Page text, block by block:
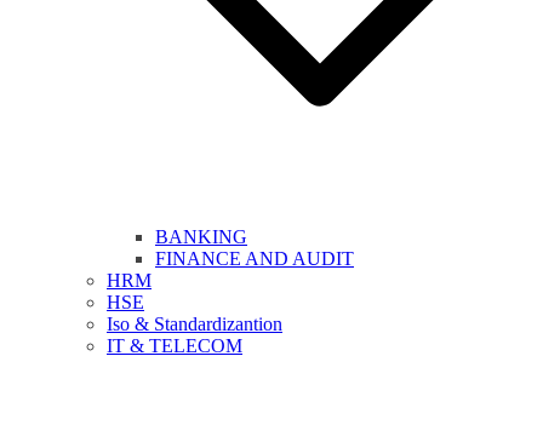
BANKING
FINANCE AND AUDIT
HRM
HSE
Iso & Standardizantion
IT & TELECOM